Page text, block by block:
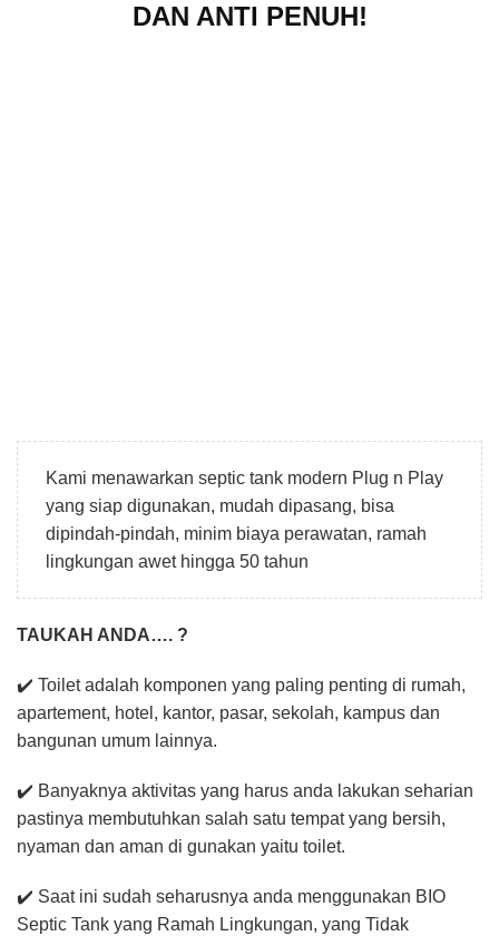
DAN ANTI PENUH!
Kami menawarkan septic tank modern Plug n Play
yang siap digunakan, mudah dipasang, bisa
dipindah-pindah, minim biaya perawatan, ramah
lingkungan awet hingga 50 tahun
TAUKAH ANDA…. ?
✔️ Toilet adalah komponen yang paling penting di rumah,
apartement, hotel, kantor, pasar, sekolah, kampus dan
bangunan umum lainnya.
✔️ Banyaknya aktivitas yang harus anda lakukan seharian
pastinya membutuhkan salah satu tempat yang bersih,
nyaman dan aman di gunakan yaitu toilet.
✔️ Saat ini sudah seharusnya anda menggunakan BIO
Septic Tank yang Ramah Lingkungan, yang Tidak